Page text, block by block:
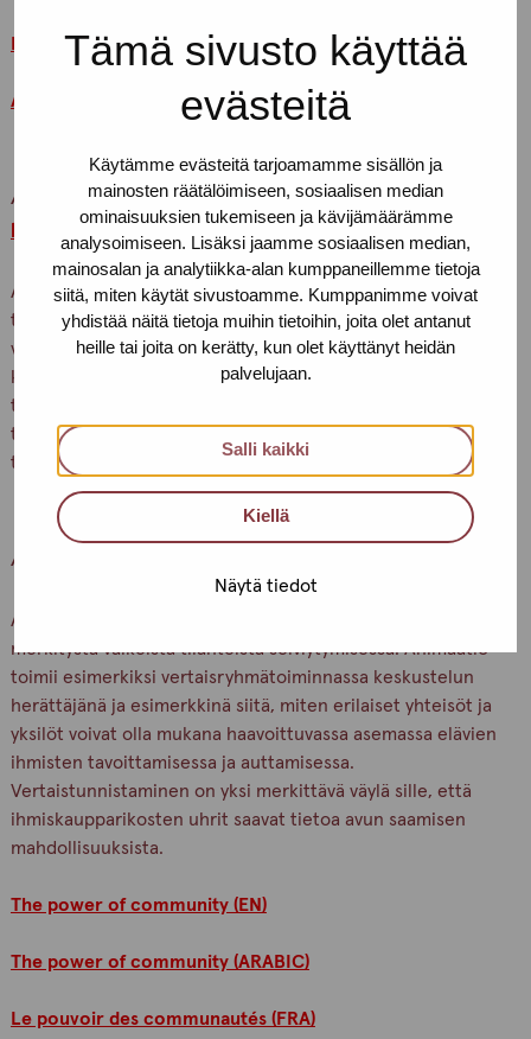
Tämä sivusto käyttää
evästeitä
Käytämme evästeitä tarjoamamme sisällön ja
mainosten räätälöimiseen, sosiaalisen median
ominaisuuksien tukemiseen ja kävijämäärämme
analysoimiseen. Lisäksi jaamme sosiaalisen median,
mainosalan ja analytiikka-alan kumppaneillemme tietoja
siitä, miten käytät sivustoamme. Kumppanimme voivat
yhdistää näitä tietoja muihin tietoihin, joita olet antanut
heille tai joita on kerätty, kun olet käyttänyt heidän
palvelujaan.
Salli kaikki
Kiellä
Näytä tiedot
КАК РАСПОЗНАТЬ ПРИЗНАКИ ТОРГОВЛИ ЛЮДЬМИ
Å gjenkjenne tegn på menneskehandel(NOR subtitles)
Animaatio 2.Tunnista ihmiskauppa – rauhoitu
kuulemaan
Animaatio kertoo, miten esimerkiksi sosiaali- tai
terveysalojen työntekijät voivat valmistautua kohtaamiseen
vaikeassa tilanteessa olevan ihmisen kanssa. Animaatiossa
kuvataan hyviä käytäntöjä ihmiskaupan uhrin
tunnistamistilanteessa, jotta kohtaaminen olisi turvallisen
tuntuinen ja mahdollistaisi luottamuksen rakentumisen
työntekijän ja ihmiskaupan uhrin välille.
Animaatio 3.
Animaatio kuvaa yhteisöjen ja sosiaalisten verkostojen
merkitystä vaikeista tilanteista selviytymisessä. Animaatio
toimii esimerkiksi vertaisryhmätoiminnassa keskustelun
herättäjänä ja esimerkkinä siitä, miten erilaiset yhteisöt ja
yksilöt voivat olla mukana haavoittuvassa asemassa elävien
ihmisten tavoittamisessa ja auttamisessa.
Vertaistunnistaminen on yksi merkittävä väylä sille, että
ihmiskaupparikosten uhrit saavat tietoa avun saamisen
mahdollisuuksista.
The power of community (EN)
The power of community (ARABIC)
Le pouvoir des communautés (FRA)